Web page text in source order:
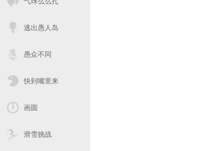
逃出愚人岛
愚众不同
快到嘴里来
画圆
滑雪挑战